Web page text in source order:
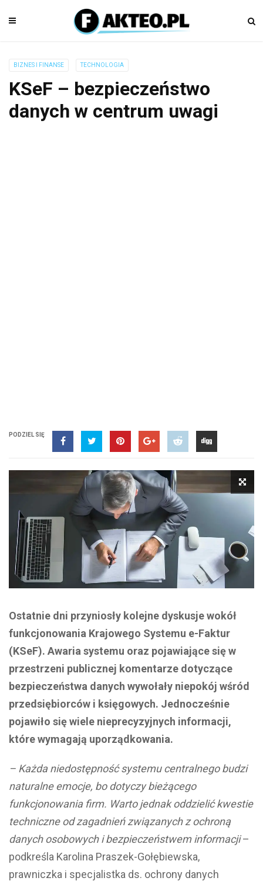
BIZNES I FINANSE TECHNOLOGIA
KSeF – bezpieczeństwo
danych w centrum uwagi
PODZIEL SIĘ
Ostatnie dni przyniosły kolejne dyskusje wokół
funkcjonowania Krajowego Systemu e-Faktur
(KSeF). Awaria systemu oraz pojawiające się w
przestrzeni publicznej komentarze dotyczące
bezpieczeństwa danych wywołały niepokój wśród
przedsiębiorców i księgowych. Jednocześnie
pojawiło się wiele nieprecyzyjnych informacji,
które wymagają uporządkowania.
– Każda niedostępność systemu centralnego budzi
naturalne emocje, bo dotyczy bieżącego
funkcjonowania firm. Warto jednak oddzielić kwestie
techniczne od zagadnień związanych z ochroną
danych osobowych i bezpieczeństwem informacji–
podkreśla Karolina Praszek-Gołębiewska,
prawniczka i specjalistka ds. ochrony danych